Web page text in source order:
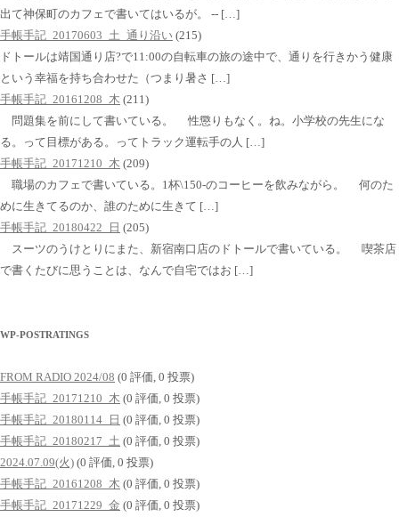
出て神保町のカフェで書いてはいるが。 -- […]
手帳手記_20170603_土_通り沿い (215)
ドトールは靖国通り店?で11:00の自転車の旅の途中で、通りを行きかう健康
という幸福を持ち合わせた（つまり暑さ […]
手帳手記_20161208_木 (211)
問題集を前にして書いている。 性懲りもなく。ね。小学校の先生にな
る。って目標がある。ってトラック運転手の人 […]
手帳手記_20171210_木 (209)
職場のカフェで書いている。1杯\150-のコーヒーを飲みながら。 何のた
めに生きてるのか、誰のために生きて […]
手帳手記_20180422_日 (205)
スーツのうけとりにまた、新宿南口店のドトールで書いている。 喫茶店
で書くたびに思うことは、なんで自宅ではお […]
WP-POSTRATINGS
FROM RADIO 2024/08 (0 評価, 0 投票)
手帳手記_20171210_木 (0 評価, 0 投票)
手帳手記_20180114_日 (0 評価, 0 投票)
手帳手記_20180217_土 (0 評価, 0 投票)
2024.07.09(火) (0 評価, 0 投票)
手帳手記_20161208_木 (0 評価, 0 投票)
手帳手記_20171229_金 (0 評価, 0 投票)